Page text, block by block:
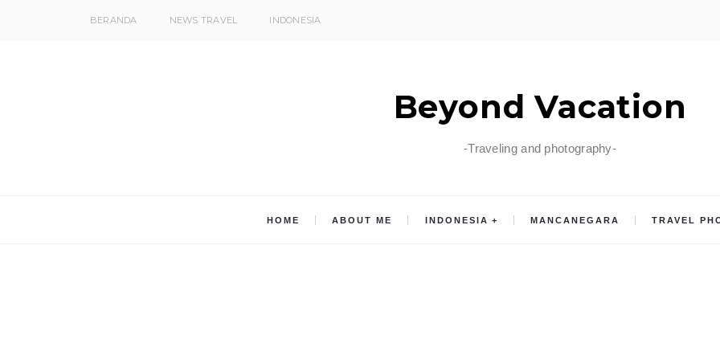
BERANDA NEWS TRAVEL INDONESIA
Beyond Vacation
-Traveling and photography-
HOME ABOUT ME INDONESIA MANCANEGARA TRAVEL